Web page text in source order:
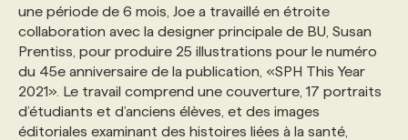
une période de 6 mois, Joe a travaillé en étroite
collaboration avec la designer principale de BU, Susan
Prentiss, pour produire 25 illustrations pour le numéro
du 45e anniversaire de la publication, «SPH This Year
2021». Le travail comprend une couverture, 17 portraits
d’étudiants et d’anciens élèves, et des images
éditoriales examinant des histoires liées à la santé,